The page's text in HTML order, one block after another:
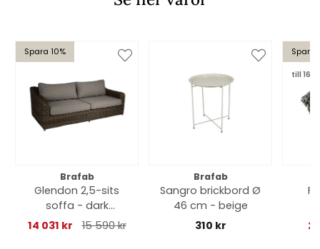
Spara 10%
Brafab
Glendon 2,5-sits
soffa - dark
brown/soft moose
14 031 kr 15 590 kr
Brafab
Sangro brickbord Ø
46 cm - beige
310 kr
Spara
till 16/8